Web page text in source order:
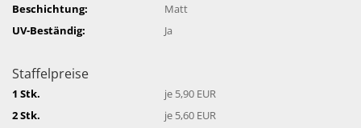
Beschichtung:
Matt
UV-Beständig:
Ja
Staffelpreise
1 Stk.
je 5,90 EUR
2 Stk.
je 5,60 EUR